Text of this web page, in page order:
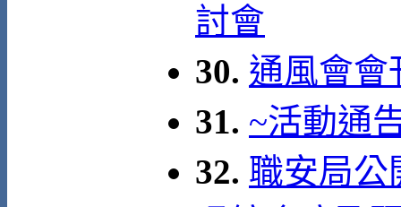
討會
30. 通風會會
31. ~活動通
32. 職安局公